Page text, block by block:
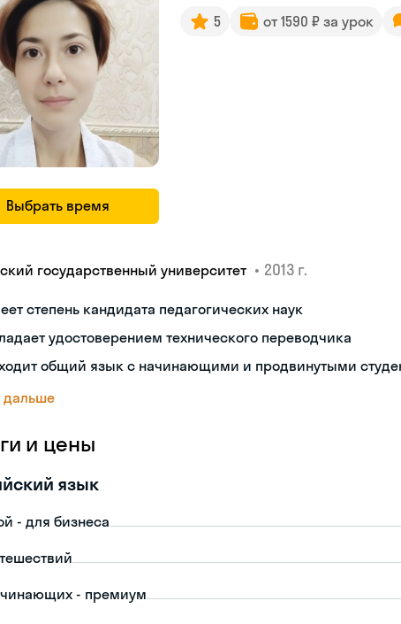
Выбрать время
5 от 1590 ₽ за урок
государственный университет • 2013 г.
степень кандидата педагогических наук
удостоверением технического переводчика
общий язык с начинающими и продвинутыми
дальше
и цены
язык
- для бизнеса
- премиум